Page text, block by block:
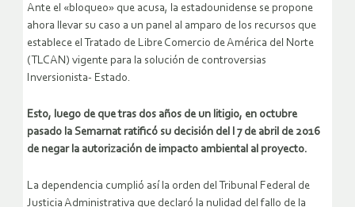
Ante el «bloqueo» que acusa, la estadounidense se propone
ahora llevar su caso a un panel al amparo de los recursos que
establece el Tratado de Libre Comercio de América del Norte
(TLCAN) vigente para la solución de controversias
Inversionista- Estado.
Esto, luego de que tras dos años de un litigio, en octubre
pasado la Semarnat ratificó su decisión del l 7 de abril de 2016
de negar la autorización de impacto ambiental al proyecto.
La dependencia cumplió así la orden del Tribunal Federal de
Justicia Administrativa que declaró la nulidad del fallo de la